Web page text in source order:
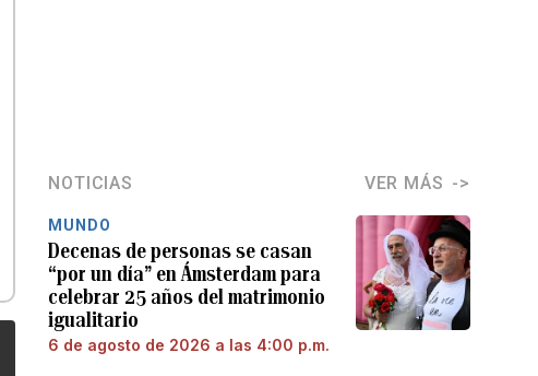
NOTICIAS VER MÁS
MUNDO
Decenas de personas se casan
“por un día” en Ámsterdam para
celebrar 25 años del matrimonio
igualitario
6 de agosto de 2026 a las 4:00 p.m.